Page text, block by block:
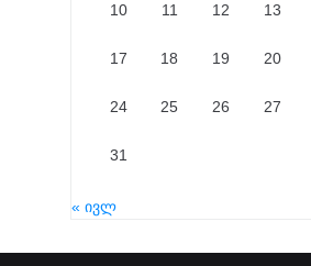
10 11 12 13
17 18 19 20
24 25 26 27
31
« ივლ